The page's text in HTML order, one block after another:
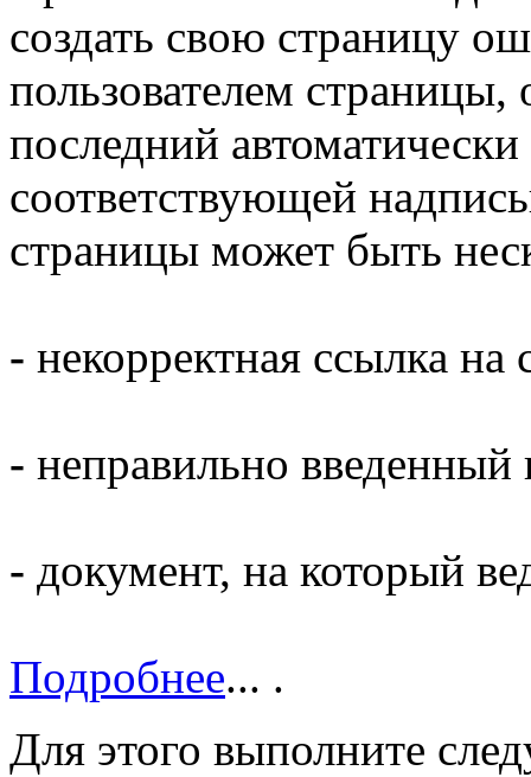
создать свою страницу
пользователем страницы,
последний
соответствующей
страницы может быть
- некорректная ссылка на
- неправильно введенный
- документ, на который
Подробнее... .
Для этого выполните